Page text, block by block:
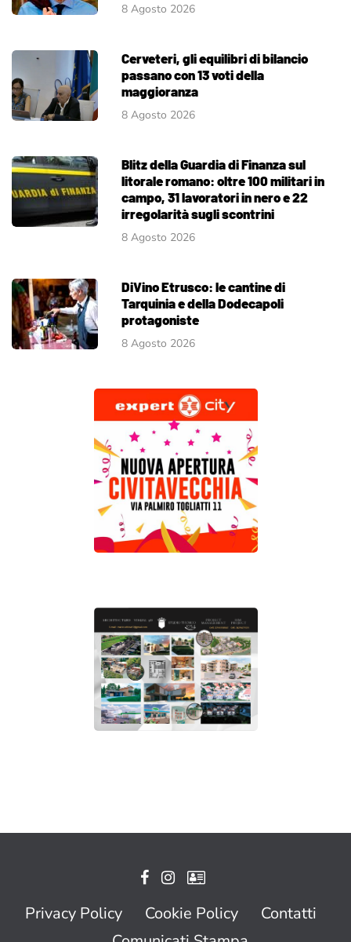
8 Agosto 2026
Cerveteri, gli equilibri di bilancio
passano con 13 voti della
maggioranza
8 Agosto 2026
Blitz della Guardia di Finanza sul
litorale romano: oltre 100 militari in
campo, 31 lavoratori in nero e 22
irregolarità sugli scontrini
8 Agosto 2026
DiVino Etrusco: le cantine di
Tarquinia e della Dodecapoli
protagoniste
8 Agosto 2026
Privacy Policy Cookie Policy
Contatti